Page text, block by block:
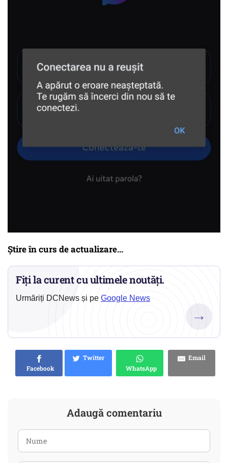
Știre în curs de actualizare...
Fiți la curent cu ultimele noutăți.
Urmăriți DCNews și pe Google News
→
Facebook
Twitter
WhatsApp
Email
Adaugă comentariu